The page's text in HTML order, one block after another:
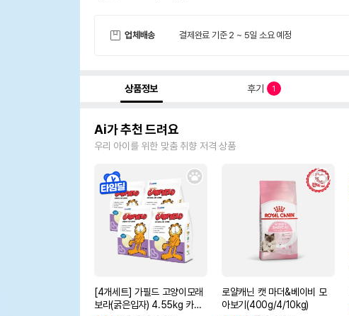
업체배송 결제완료 기준 2 ~ 5일 소요 예정
상품정보 후기 1
Ai가 추천 드려요
우리 아이를 위한 맞춤 취향 저격 상품
[4개세트] 가필드 고양이모래
보라(굵은입자) 4.55kg 카사
로얄캐닌 캣 마더&베이비 모
아보기(400g/4/10kg)